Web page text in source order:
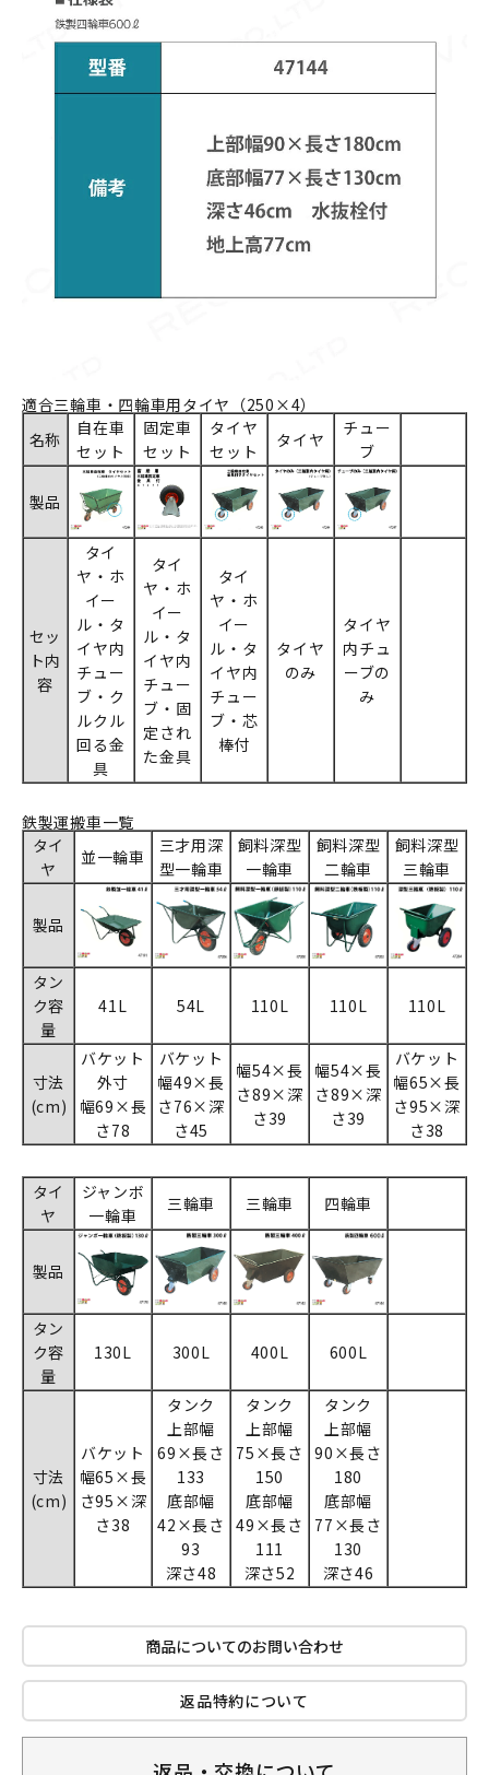
適合三輪車・四輪車用タイヤ（250×4）
名称
自在車
セット
固定車
セット
タイヤ
セット
タイヤ
チュー
ブ
製品
セッ
ト内
容
タイ
ヤ・ホ
イー
ル・タ
イヤ内
チュー
ブ・ク
ルクル
回る金
具
タイ
ヤ・ホ
イー
ル・タ
イヤ内
チュー
ブ・固
定され
た金具
タイ
ヤ・ホ
イー
ル・タ
イヤ内
チュー
ブ・芯
棒付
タイヤ
のみ
タイヤ
内チュ
ーブの
み
鉄製運搬車一覧
タイ
ヤ
並一輪車
三才用深
型一輪車
飼料深型
一輪車
飼料深型
二輪車
飼料深型
三輪車
製品
タン
ク容
量
41L 54L 110L 110L 110L
寸法
(cm)
バケット
外寸
幅69×長
さ78
バケット
幅49×長
さ76×深
さ45
幅54×長
さ89×深
さ39
幅54×長
さ89×深
さ39
バケット
幅65×長
さ95×深
さ38
タイ
ヤ
ジャンボ
一輪車
三輪車 三輪車 四輪車
製品
タン
ク容
量
130L 300L 400L 600L
寸法
(cm)
バケット
幅65×長
さ95×深
さ38
タンク
上部幅
69×長さ
133
底部幅
42×長さ
93
深さ48
タンク
上部幅
75×長さ
150
底部幅
49×長さ
111
深さ52
タンク
上部幅
90×長さ
180
底部幅
77×長さ
130
深さ46
商品についてのお問い合わせ
返品特約について